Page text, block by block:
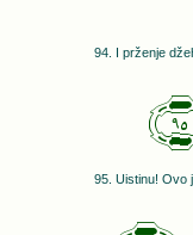
94. I prženje
95. Uistinu! Ovo